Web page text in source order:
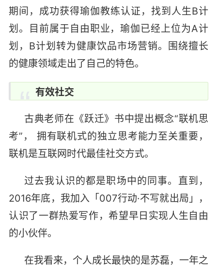
期间，成功获得瑜伽教练认证，找到人生B计
划。目前属于自由职业，瑜伽已经上位为A计
划，B计划转为健康饮品市场营销。围绕擅长
的健康领域走出了自己的特色。
有效社交
古典老师在《跃迁》书中提出概念“联机思
考”， 拥有联机式的独立思考能力至关重要，
联机是互联网时代最佳社交方式。
过去我认识的都是职场中的同事。直到，
2016年底，我加入「007行动·不写就出局」，
认识了一群热爱写作，希望早日实现人生自由
的小伙伴。
在我看来，个人成长最快的是苏磊，一年之